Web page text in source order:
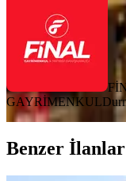
GAYRİMENKUL
Benzer İlanlar